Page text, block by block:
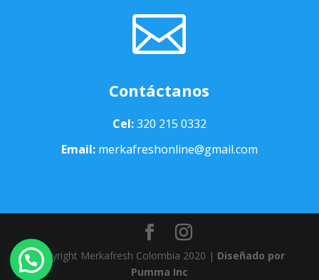

Contáctanos
Cel:320 215 0332
Email:merkafreshonline@gmail.com
Copyright Merkafresh Colombia 2020 | Diseñado por
Pumma Inc